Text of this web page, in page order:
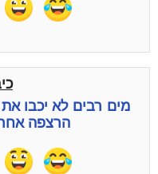
מים רבים לא יכבו
הרצפה